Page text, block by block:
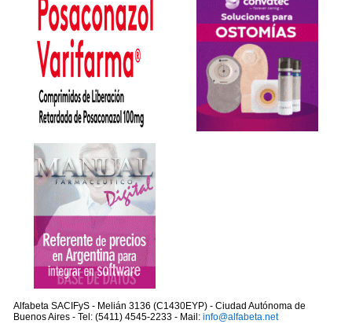
Alfabeta SACIFyS - Melián 3136 (C1430EYP) - Ciudad Autónoma de
Buenos Aires - Tel: (5411) 4545-2233 - Mail: info@alfabeta.net